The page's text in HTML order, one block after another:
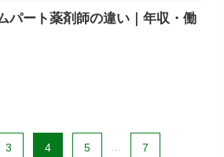
パート薬剤師の違い｜年収・働
3 4 5 ... 7